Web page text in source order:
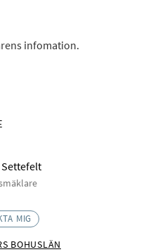
infomation.
MIG
BOHUSLÄN